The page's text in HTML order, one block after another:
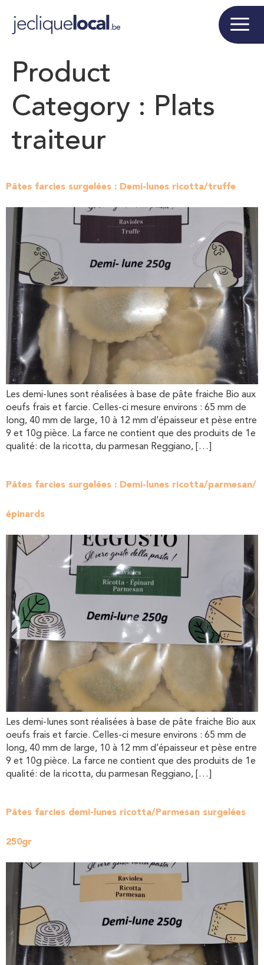
Product
Category : Plats
traiteur
Pâtes farcies surgelées : Demi-lunes ricotta/truffe
Les demi-lunes sont réalisées à base de pâte fraiche Bio aux
oeufs frais et farcie. Celles-ci mesure environs : 65 mm de
long, 40 mm de large, 10 à 12 mm d’épaisseur et pèse entre
9 et 10g pièce. La farce ne contient que des produits de 1e
qualité: de la ricotta, du parmesan Reggiano, […]
Pâtes farcies surgelées : Demi-lunes ricotta/parmesan/
épinards
Les demi-lunes sont réalisées à base de pâte fraiche Bio aux
oeufs frais et farcie. Celles-ci mesure environs : 65 mm de
long, 40 mm de large, 10 à 12 mm d’épaisseur et pèse entre
9 et 10g pièce. La farce ne contient que des produits de 1e
qualité: de la ricotta, du parmesan Reggiano, […]
Pâtes farcies demi-lunes ricotta/Parmesan surgelées
250gr